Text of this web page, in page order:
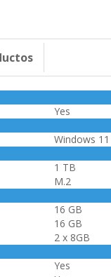
Yes
Windows
1 TB
M.2
16 GB
16 GB
2 x 8GB
Yes